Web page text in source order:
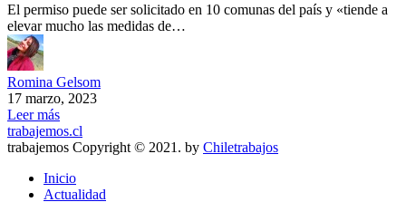
El permiso puede ser solicitado en 10 comunas del país y «tiende a
elevar mucho las medidas de…
Romina Gelsom
17 marzo, 2023
Leer más
trabajemos.cl
trabajemos Copyright © 2021. by Chiletrabajos
Inicio
Actualidad